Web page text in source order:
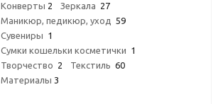
Конверты 2 Зеркала 27
Маникюр, педикюр, уход 59
Сувениры 1
Сумки кошельки косметички 1
Творчество 2 Текстиль 60
Материалы 3